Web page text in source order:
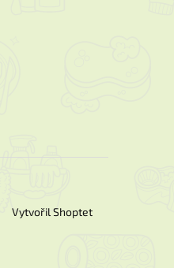
Vytvořil Shoptet